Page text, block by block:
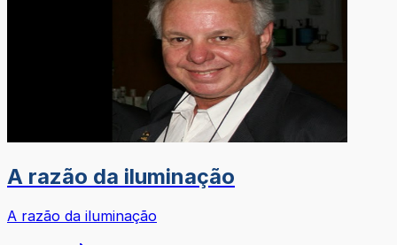
A razão da iluminação
A razão da iluminação